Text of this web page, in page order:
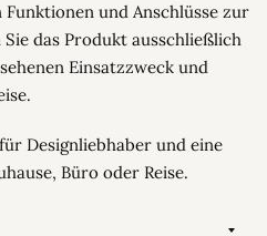
und Anschlüsse zur
das Produkt ausschließlich
Einsatzzweck und
Designliebhaber und eine
Büro oder Reise.